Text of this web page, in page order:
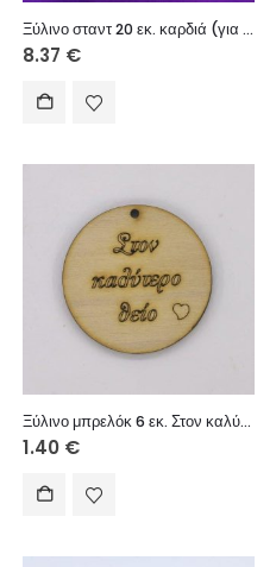
Ξύλινο σταντ 20 εκ. καρδιά (για πεθερά)
8.37 €
Ξύλινο μπρελόκ 6 εκ. Στον καλύτερο θείο
1.40 €